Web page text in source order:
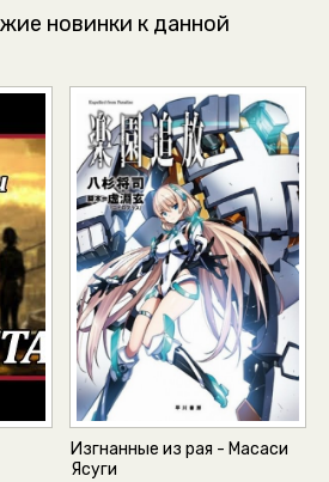
новинки к данной
Изгнанные из рая - Масаси
Ясуги